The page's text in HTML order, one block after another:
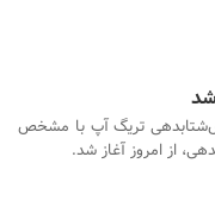
تریگ‌ آپ با مشخص
از امروز آغاز شد.